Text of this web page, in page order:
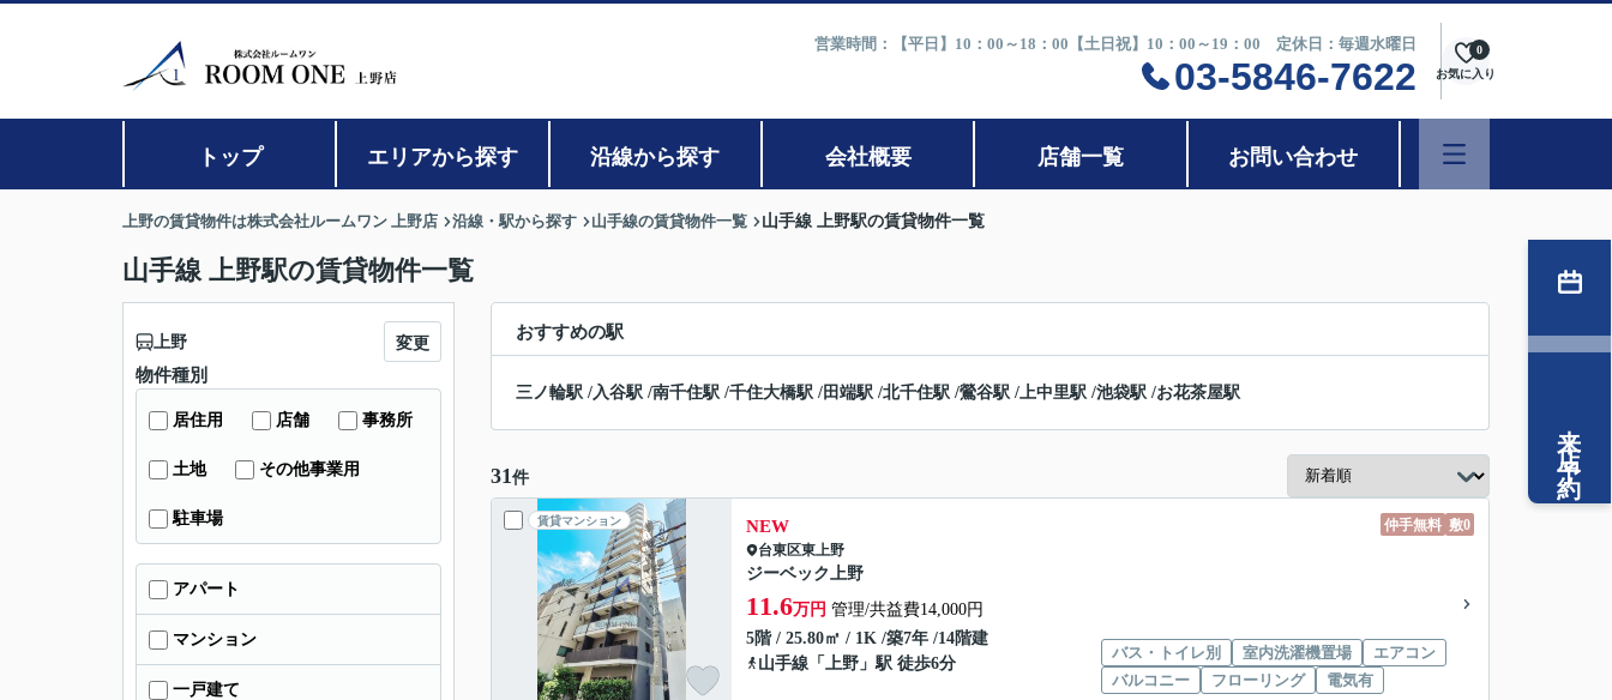
営業時間：【平日】10：00～18：00【土日祝】10：00～19：00 定休日：毎週水曜日
03-5846-7622 お気に入り
0
トップ エリアから探す 沿線から探す 会社概要 店舗一覧 お問い合わせ
上野の賃貸物件は株式会社ルームワン 上野店 沿線・駅から探す 山手線の賃貸物件一覧 山手線 上野駅の賃貸物件一覧
山手線 上野駅の賃貸物件一覧
おすすめの駅
三ノ輪駅 /入谷駅 /南千住駅 /千住大橋駅 /田端駅 /北千住駅 /鶯谷駅 /上中里駅 /池袋駅 /お花茶屋駅
31 件
賃貸マンション 仲手無料 敷0
NEW
台東区東上野
ジーベック上野
11.6万円 管理/共益費14,000円
5階 / 25.80㎡ / 1K /築7年 /14階建
山手線 「 上野 」駅 徒歩6分
バス・トイレ別 室内洗濯機置場
エアコン
バルコニー
フローリング 電気有
上野 変更
物件種別
居住用 店舗 事務所
土地 その他事業用
駐車場
アパート
マンション
一戸建て
来店予約